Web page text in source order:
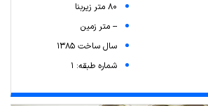
80 متر زیربنا
-- متر زمین
سال ساخت 1385
شماره طبقه: 1